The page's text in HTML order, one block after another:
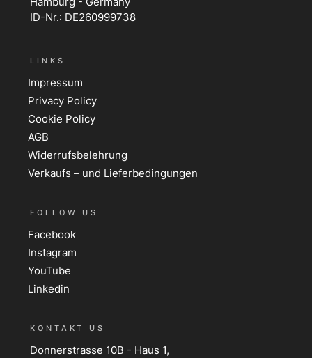
ID-Nr.: DE260999738
LINKS
Impressum
Privacy Policy
Cookie Policy
AGB
Widerrufsbelehrung
Verkaufs – und Lieferbedingungen
FOLLOW US
Facebook
Instagram
YouTube
Linkedin
KONTAKT US
Donnerstrasse 10B - Haus 1,